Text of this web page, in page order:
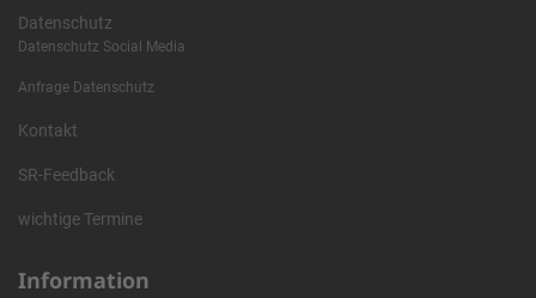
Datenschutz
Datenschutz Social Media
Anfrage Datenschutz
Kontakt
SR-Feedback
wichtige Termine
Information